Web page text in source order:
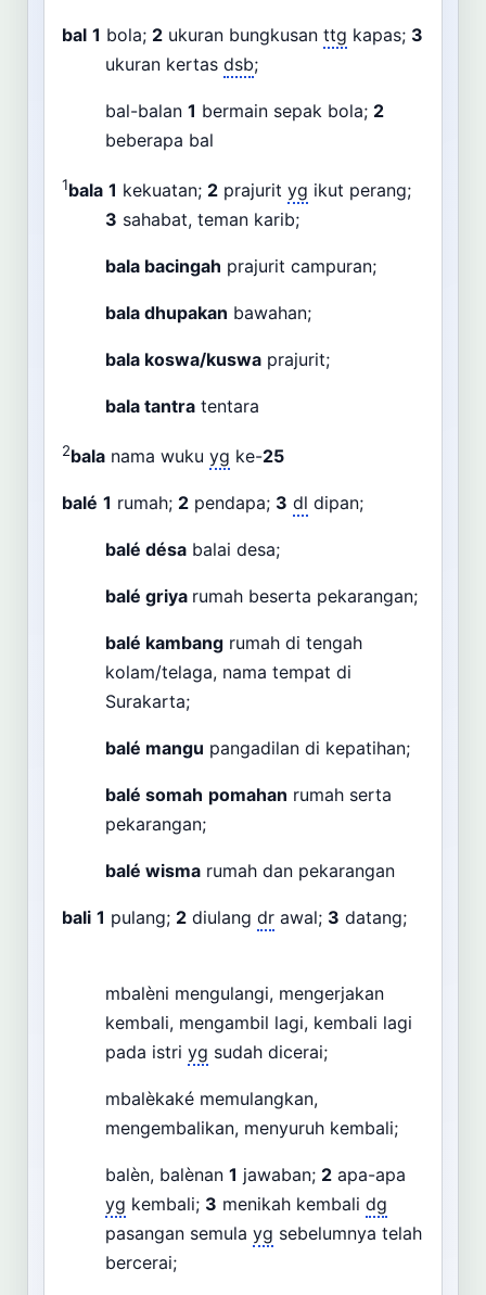
bal 1 bola; 2 ukuran bungkusan ttg kapas; 3
ukuran kertas dsb;
bal-balan 1 bermain sepak bola; 2
beberapa bal
1bala 1 kekuatan; 2 prajurit yg ikut perang;
3 sahabat, teman karib;
bala bacingah prajurit campuran;
bala dhupakan bawahan;
bala koswa/kuswa prajurit;
bala tantra tentara
2bala nama wuku yg ke-25
balé 1 rumah; 2 pendapa; 3 dl dipan;
balé désa balai desa;
balé griya rumah beserta pekarangan;
balé kambang rumah di tengah
kolam/telaga, nama tempat di
Surakarta;
balé mangu pangadilan di kepatihan;
balé somah pomahan rumah serta
pekarangan;
balé wisma rumah dan pekarangan
bali 1 pulang; 2 diulang dr awal; 3 datang;
mbalèni mengulangi, mengerjakan
kembali, mengambil lagi, kembali lagi
pada istri yg sudah dicerai;
mbalèkaké memulangkan,
mengembalikan, menyuruh kembali;
balèn, balènan 1 jawaban; 2 apa-apa
yg kembali; 3 menikah kembali dg
pasangan semula yg sebelumnya telah
bercerai;